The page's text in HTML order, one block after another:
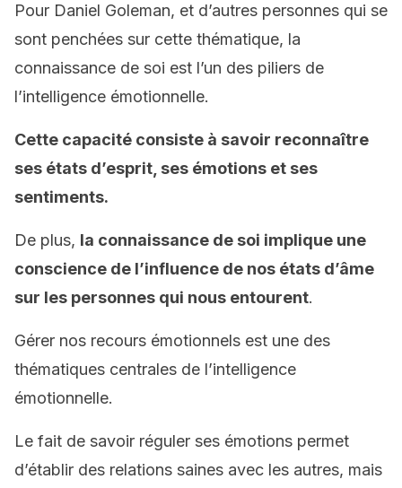
Pour Daniel Goleman, et d’autres personnes qui se
sont penchées sur cette thématique, la
connaissance de soi est l’un des piliers de
l’intelligence émotionnelle.
Cette capacité consiste à savoir reconnaître
ses états d’esprit, ses émotions et ses
sentiments.
De plus, la connaissance de soi implique une
conscience de l’influence de nos états d’âme
sur les personnes qui nous entourent.
Gérer nos recours émotionnels est une des
thématiques centrales de l’intelligence
émotionnelle.
Le fait de savoir réguler ses émotions permet
d’établir des relations saines avec les autres, mais